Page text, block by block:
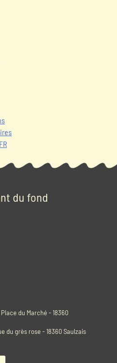
du fond
du Marché - 18360
du grès rose - 18360 Saulzais